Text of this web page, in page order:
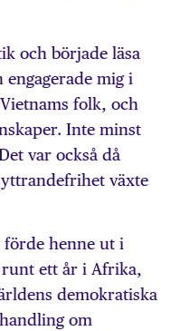
och började läsa
engagerade mig i
folk, och
Inte minst
var också då
växte
henne ut i
runt ett år i Afrika,
demokratiska
om